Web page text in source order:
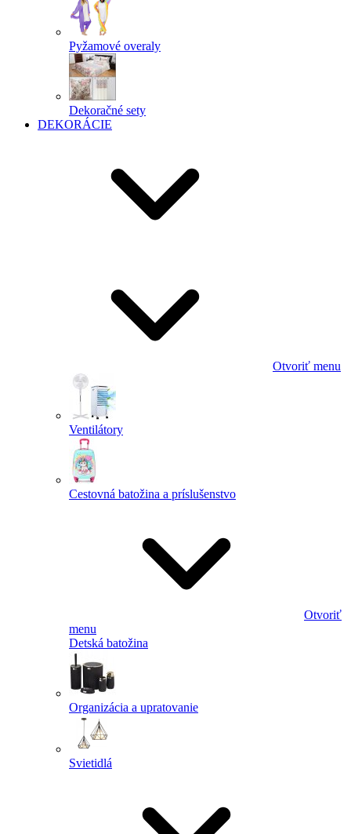
Pyžamové overaly
Dekoračné sety
DEKORÁCIE
Otvoriť menu
Ventilátory
Cestovná batožina a príslušenstvo
Otvoriť
menu
Detská batožina
Organizácia a upratovanie
Svietidlá